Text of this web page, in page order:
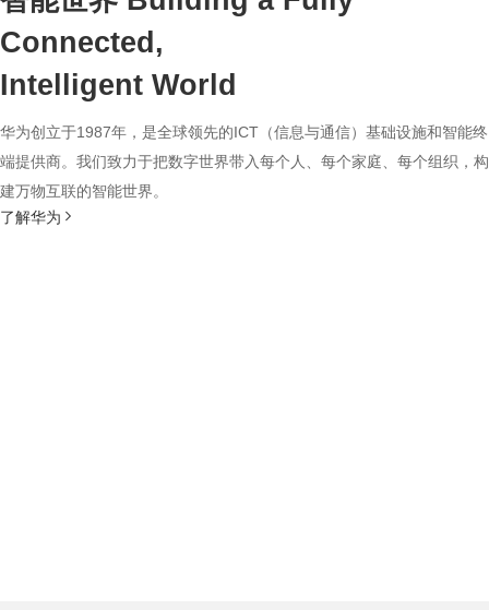
Connected,
Intelligent World
华为创立于1987年，是全球领先的ICT（信息与通信）基础设施和智能终
端提供商。我们致力于把数字世界带入每个人、每个家庭、每个组织，构
建万物互联的智能世界。
了解华为